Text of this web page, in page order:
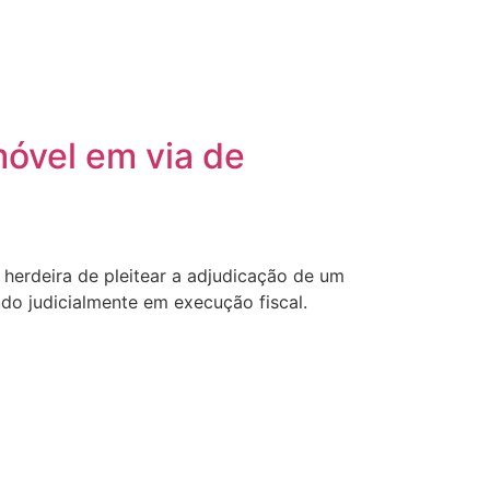
em via de
de pleitear a adjudicação de um
judicialmente em execução fiscal.